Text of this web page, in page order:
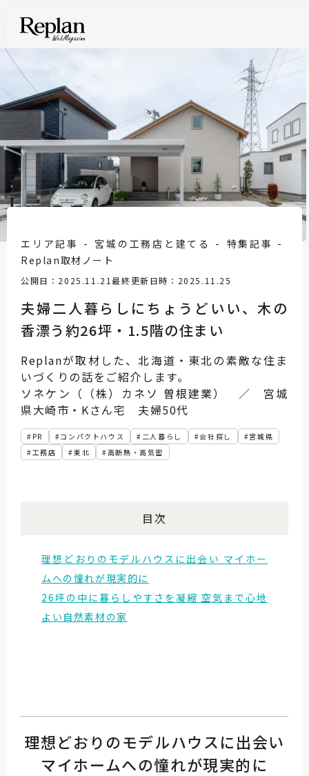
夫婦二人暮らしにちょうどいい、木の
香漂う約26坪・1.5階の住まい
公開日：2025.11.21最終更新日時：2025.11.25
エリア記事 宮城の工務店と建てる
特集記事
Replan取材ノート
PR コンパクトハウス 二人暮らし 会社探し
宮城県
工務店
東北 高断熱・高気密
Replanが取材した、北海道・東北の素敵な住ま
いづくりの話をご紹介します。
ソネケン（（株）カネソ 曽根建業） ／ 宮城
県大崎市・Kさん宅 夫婦50代
目次
理想どおりのモデルハウスに出会い マイホー
ムへの憧れが現実的に
26坪の中に暮らしやすさを凝縮 空気まで心地
よい自然素材の家
理想どおりのモデルハウスに出会い
マイホームへの憧れが現実的に